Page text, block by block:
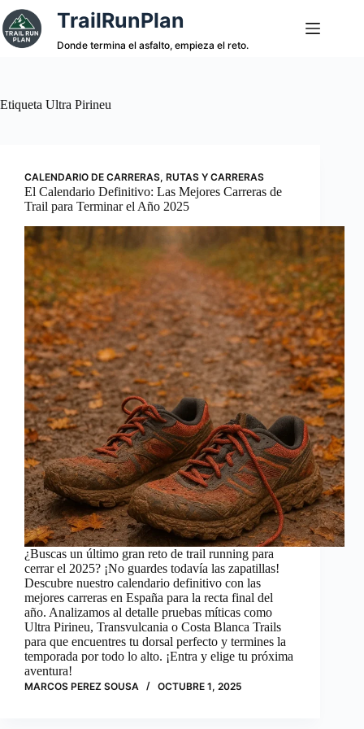
Saltar
al
contenido
TrailRunPlan
Donde termina el asfalto, empieza el reto.
Etiqueta Ultra Pirineu
CALENDARIO DE CARRERAS, RUTAS Y CARRERAS
El Calendario Definitivo: Las Mejores Carreras de
Trail para Terminar el Año 2025
¿Buscas un último gran reto de trail running para
cerrar el 2025? ¡No guardes todavía las zapatillas!
Descubre nuestro calendario definitivo con las
mejores carreras en España para la recta final del
año. Analizamos al detalle pruebas míticas como
Ultra Pirineu, Transvulcania o Costa Blanca Trails
para que encuentres tu dorsal perfecto y termines la
temporada por todo lo alto. ¡Entra y elige tu próxima
aventura!
MARCOS PEREZ SOUSA OCTUBRE 1, 2025